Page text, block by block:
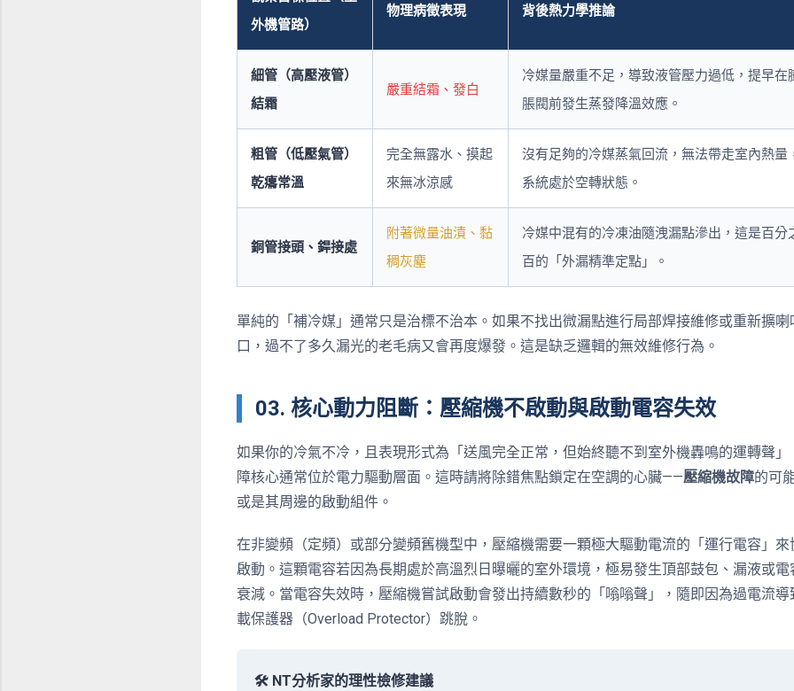
外機管路）
物理病徵表現 背後熱力學推論
細管（高壓液管）
結霜
嚴重結霜、發白
冷媒量嚴重不足，導致液管壓力過低，提早在
脹閥前發生蒸發降溫效應。
粗管（低壓氣管）
乾癟常溫
完全無露水、摸起
來無冰涼感
沒有足夠的冷媒蒸氣回流，無法帶走室內熱量
系統處於空轉狀態。
銅管接頭、銲接處
附著微量油漬、黏
稠灰塵
冷媒中混有的冷凍油隨洩漏點滲出，這是百分
百的「外漏精準定點」。
單純的「補冷媒」通常只是治標不治本。如果不找出微漏點進行局部焊接維修或重新擴喇
口，過不了多久漏光的老毛病又會再度爆發。這是缺乏邏輯的無效維修行為。
03. 核心動力阻斷：壓縮機不啟動與啟動電容失效
如果你的冷氣不冷，且表現形式為「送風完全正常，但始終聽不到室外機轟鳴的運轉聲」
障核心通常位於電力驅動層面。這時請將除錯焦點鎖定在空調的心臟——壓縮機故障的可
或是其周邊的啟動組件。
在非變頻（定頻）或部分變頻舊機型中，壓縮機需要一顆極大驅動電流的「運行電容」來
啟動。這顆電容若因為長期處於高溫烈日曝曬的室外環境，極易發生頂部鼓包、漏液或電
衰減。當電容失效時，壓縮機嘗試啟動會發出持續數秒的「嗡嗡聲」，隨即因為過電流導
載保護器（Overload Protector）跳脫。
🛠️ NT分析家的理性檢修建議